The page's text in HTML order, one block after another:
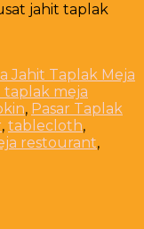
jahit taplak
Jahit Taplak Meja
taplak meja
, Pasar Taplak
, tablecloth,
restourant,